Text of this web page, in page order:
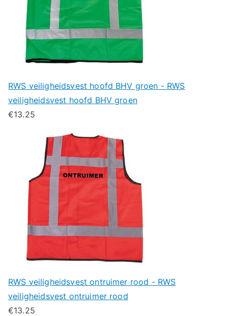
RWS veiligheidsvest hoofd BHV groen - RWS
veiligheidsvest hoofd BHV groen
€13.25
RWS veiligheidsvest ontruimer rood - RWS
veiligheidsvest ontruimer rood
€13.25